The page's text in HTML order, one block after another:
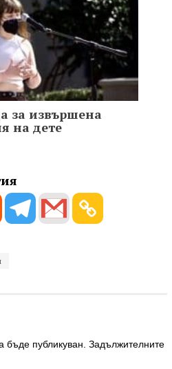
за извършена
на дете
публикуван. Задължителните